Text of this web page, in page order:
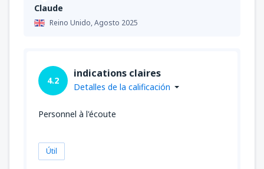
Claude
Reino Unido,Agosto 2025
4.2
indications claires
Detalles de la calificación
Personnel à l'écoute
Útil